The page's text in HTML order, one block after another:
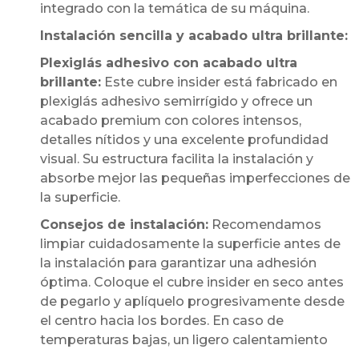
integrado con la temática de su máquina.
Instalación sencilla y acabado ultra brillante:
Plexiglás adhesivo con acabado ultra
brillante: Este cubre insider está fabricado en
plexiglás adhesivo semirrígido y ofrece un
acabado premium con colores intensos,
detalles nítidos y una excelente profundidad
visual. Su estructura facilita la instalación y
absorbe mejor las pequeñas imperfecciones de
la superficie.
Consejos de instalación: Recomendamos
limpiar cuidadosamente la superficie antes de
la instalación para garantizar una adhesión
óptima. Coloque el cubre insider en seco antes
de pegarlo y aplíquelo progresivamente desde
el centro hacia los bordes. En caso de
temperaturas bajas, un ligero calentamiento